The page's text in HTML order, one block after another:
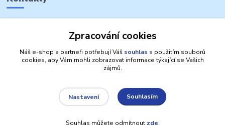
Zpracování cookies
Náš e-shop a partneři potřebují Váš souhlas s použitím souborů
cookies, aby Vám mohli zobrazovat informace týkající se Vašich
zájmů.
Nastavení Souhlasím
Souhlas můžete odmítnout zde.